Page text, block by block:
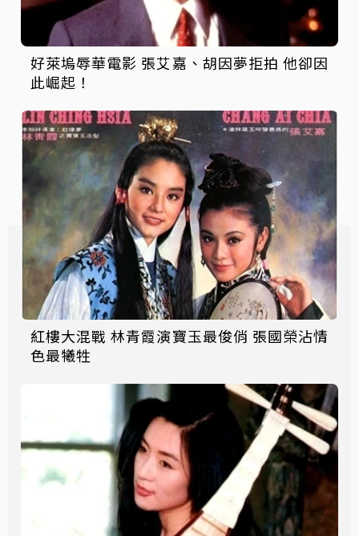
好萊塢辱華電影 張艾嘉、胡因夢拒拍 他卻因
此崛起！
紅樓大混戰 林青霞演寶玉最俊俏 張國榮沾情
色最犧牲